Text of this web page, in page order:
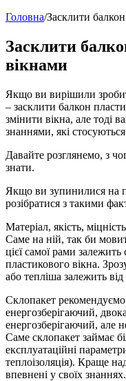
Головна/Засклити
Засклити
вікнами
Якщо ви вирішили
– засклити балкон
змінити вікна, але тоді
знаннями, які
Давайте розглянемо, з
знати.
Якщо ви зупинилися на
розібратися з такими
Матеріал, якість,
Саме на ній, так би
цієї самої рами залежить
пластикового вікна.
або тепліша залежить
Склопакет
енергозберігаючий,
енергозберігаючий, але
Саме склопакет займає
експлуатаційні
теплоізоляція). Краще
впевнені у своїх знаннях.